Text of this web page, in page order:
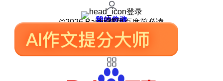
登录
我的关注
我的收藏
皮肤中心
用户反馈
设置
©2026 Baidu 使用百度前必读